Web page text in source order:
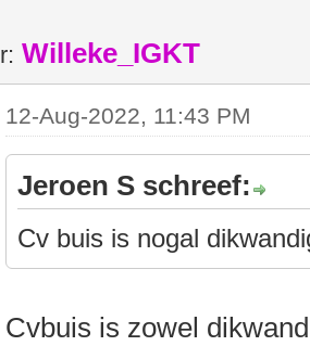
Willeke_IGKT
12-Aug-2022, 11:43 PM
Jeroen S schreef:
Cv buis is nogal
Cvbuis is zowel